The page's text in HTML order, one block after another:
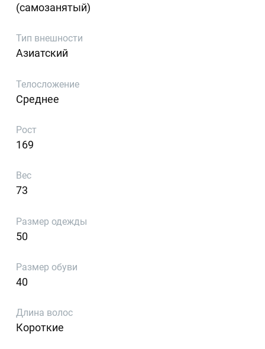
(самозанятый)
Тип внешности
Азиатский
Телосложение
Среднее
Рост
169
Вес
73
Размер одежды
50
Размер обуви
40
Длина волос
Короткие